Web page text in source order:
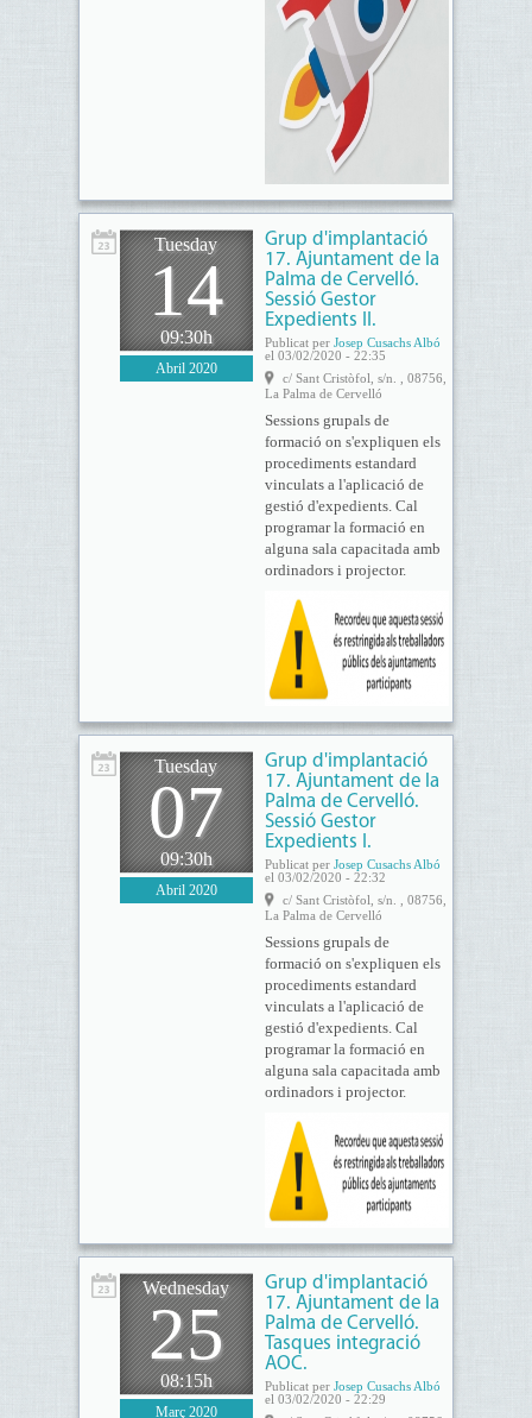
Tuesday
14
09:30h
Abril 2020
Grup d'implantació
17. Ajuntament de la
Palma de Cervelló.
Sessió Gestor
Expedients II.
Publicat per Josep Cusachs Albó
el 03/02/2020 - 22:35
c/ Sant Cristòfol, s/n. , 08756,
La Palma de Cervelló
Sessions grupals de
formació on s'expliquen els
procediments estandard
vinculats a l'aplicació de
gestió d'expedients. Cal
programar la formació en
alguna sala capacitada amb
ordinadors i projector.
Tuesday
07
09:30h
Abril 2020
Grup d'implantació
17. Ajuntament de la
Palma de Cervelló.
Sessió Gestor
Expedients I.
Publicat per Josep Cusachs Albó
el 03/02/2020 - 22:32
c/ Sant Cristòfol, s/n. , 08756,
La Palma de Cervelló
Sessions grupals de
formació on s'expliquen els
procediments estandard
vinculats a l'aplicació de
gestió d'expedients. Cal
programar la formació en
alguna sala capacitada amb
ordinadors i projector.
Wednesday
25
08:15h
Març 2020
Grup d'implantació
17. Ajuntament de la
Palma de Cervelló.
Tasques integració
AOC.
Publicat per Josep Cusachs Albó
el 03/02/2020 - 22:29